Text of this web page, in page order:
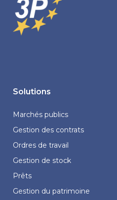
Solutions
Marchés publics
Gestion des contrats
Ordres de travail
Gestion de stock
Prêts
Gestion du patrimoine